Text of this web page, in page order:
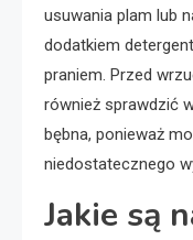
usuwania plam lub
dodatkiem
praniem. Przed
również sprawdzić
bębna, ponieważ
niedostatecznego
Jakie są